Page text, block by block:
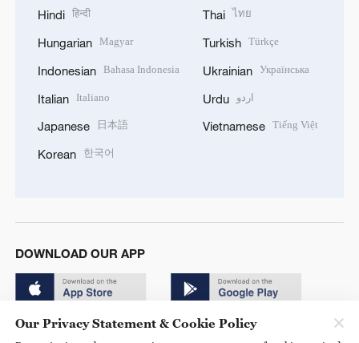
Hindi हिन्दी
Hungarian Magyar
Indonesian Bahasa Indonesia
Italian Italiano
Japanese 日本語
Korean 한국어
Thai ไทย
Turkish Türkçe
Ukrainian Українська
Urdu اردو
Vietnamese Tiếng Việt
DOWNLOAD OUR APP
Our Privacy Statement & Cookie Policy